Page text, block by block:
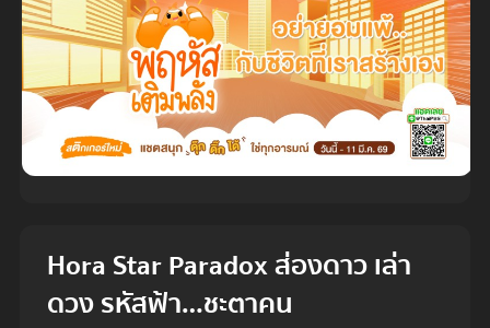
Hora Star Paradox ส่องดาว เล่า
ดวง รหัสฟ้า…ชะตาคน